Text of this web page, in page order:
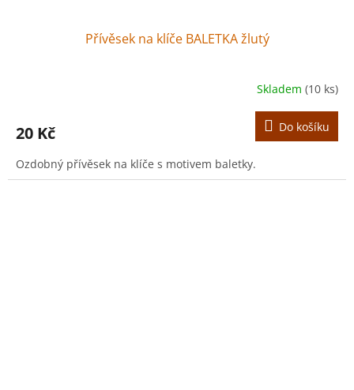
Přívěsek na klíče BALETKA žlutý
Skladem (10 ks)
20 Kč Do košíku
Ozdobný přívěsek na klíče s motivem baletky.